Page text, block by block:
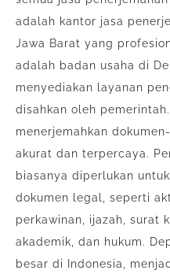
adalah kantor jasa
Jawa Barat yang
adalah badan usaha di
menyediakan layanan
disahkan oleh
menerjemahkan
akurat dan terpercaya.
biasanya diperlukan
dokumen legal, seperti
perkawinan, ijazah, surat
akademik, dan hukum.
besar di Indonesia,